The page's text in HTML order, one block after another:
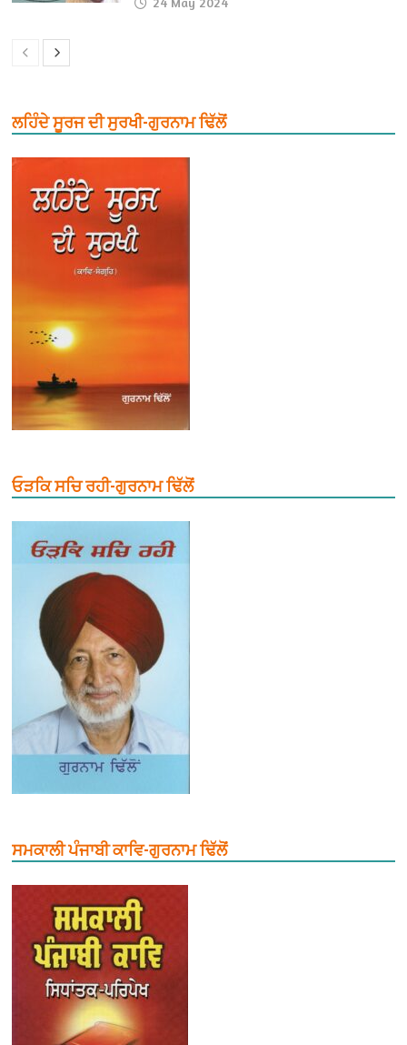
ਲਹਿੰਦੇ ਸੂਰਜ ਦੀ ਸੁਰਖੀ-ਗੁਰਨਾਮ ਢਿੱਲੋਂ
ਓੜਕਿ ਸਚਿ ਰਹੀ-ਗੁਰਨਾਮ ਢਿੱਲੋਂ
ਸਮਕਾਲੀ ਪੰਜਾਬੀ ਕਾਵਿ-ਗੁਰਨਾਮ ਢਿੱਲੋਂ